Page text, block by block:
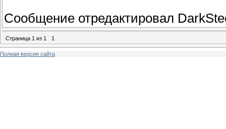
Сообщение отредактировал
Страница 1 из 1 1
Полная версия сайта